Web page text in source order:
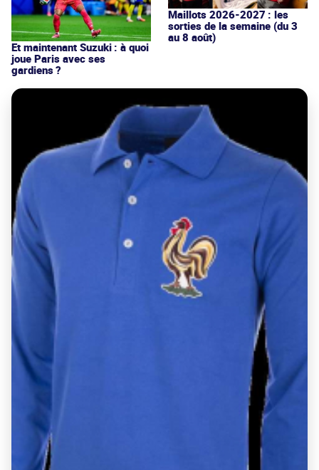
Et maintenant Suzuki : à quoi
joue Paris avec ses
gardiens ?
Maillots 2026-2027 : les
sorties de la semaine (du 3
au 8 août)